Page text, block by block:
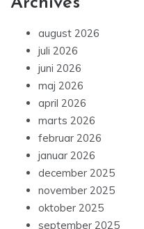
august 2026
juli 2026
juni 2026
maj 2026
april 2026
marts 2026
februar 2026
januar 2026
december 2025
november 2025
oktober 2025
september 2025